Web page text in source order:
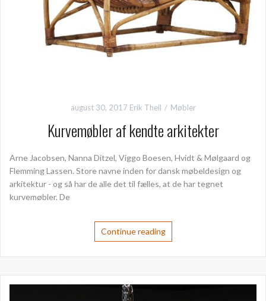
august 30, 2017 Erik Theil Møbler
Kurvemøbler af kendte arkitekter
Arne Jacobsen, Nanna Ditzel, Viggo Boesen, Hvidt & Mølgaard og
Flemming Lassen. Store navne inden for dansk møbeldesign og
arkitektur - og så har de alle det til fælles, at de har tegnet
kurvemøbler. De
Continue reading